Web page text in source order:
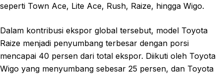
seperti Town Ace, Lite Ace, Rush, Raize, hingga Wigo.
Dalam kontribusi ekspor global tersebut, model Toyota
Raize menjadi penyumbang terbesar dengan porsi
mencapai 40 persen dari total ekspor. Diikuti oleh Toyota
Wigo yang menyumbang sebesar 25 persen, dan Toyota